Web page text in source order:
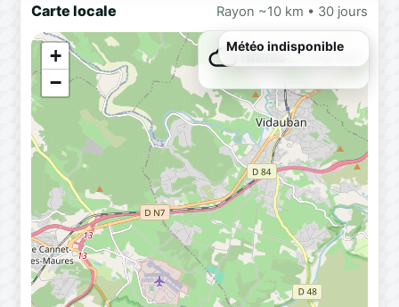
Carte locale Rayon ~10 km • 30 jours
+
−
Météo…Chargement
Météo indisponible